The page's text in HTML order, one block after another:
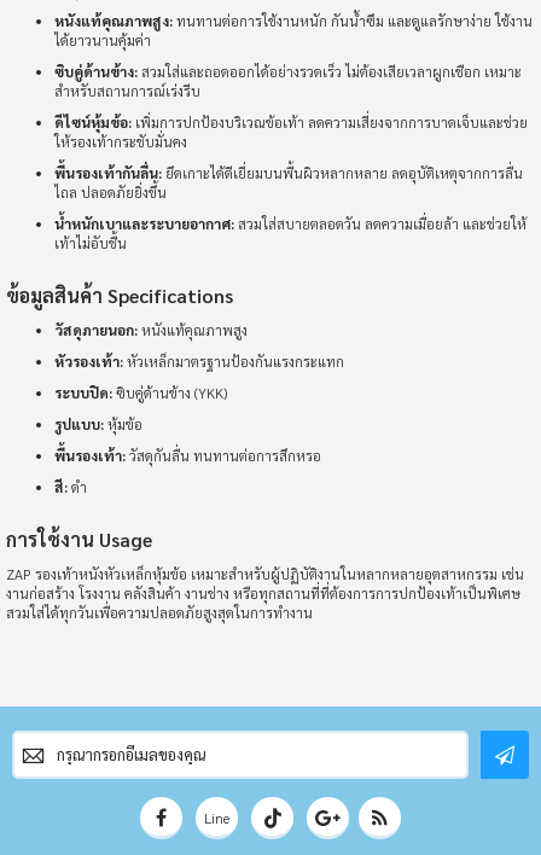
เฟี้ยวเลย
tik2zero
100%
ส่งเร็วมากค่ะ
มีประโยชน์ (0)
cinderellame1
100%
????????????????????
nopphadol1969
100%
คุณภาพ:ใช้ได้ดี
100%
หนังแท้คุณภาพสูง:ทนทานต่อการใช้งานหนัก กันน้ำซึม และดูแลรักษาง่าย ใช้งาน
ได้ยาวนานคุ้มค่า
ซิบคู่ด้านข้าง:สวมใส่และถอดออกได้อย่างรวดเร็ว ไม่ต้องเสียเวลาผูกเชือก เหมาะ
สำหรับสถานการณ์เร่งรีบ
ดีไซน์หุ้มข้อ: เพิ่มการปกป้องบริเวณข้อเท้า ลดความเสี่ยงจากการบาดเจ็บและช่วย
ให้รองเท้ากระชับมั่นคง
พื้นรองเท้ากันลื่น: ยึดเกาะได้ดีเยี่ยมบนพื้นผิวหลากหลาย ลดอุบัติเหตุจากการลื่น
ไถล ปลอดภัยยิ่งขึ้น
น้ำหนักเบาและระบายอากาศ:สวมใส่สบายตลอดวัน ลดความเมื่อยล้า และช่วยให้
เท้าไม่อับชื้น
ข้อมูลสินค้า Specifications
วัสดุภายนอก:หนังแท้คุณภาพสูง
หัวรองเท้า:หัวเหล็กมาตรฐานป้องกันแรงกระแทก
ระบบปิด:ซิบคู่ด้านข้าง (YKK)
รูปแบบ:หุ้มข้อ
พื้นรองเท้า:วัสดุกันลื่น ทนทานต่อการสึกหรอ
สี:ดำ
การใช้งาน Usage
ZAP รองเท้าหนังหัวเหล็กหุ้มข้อ เหมาะสำหรับผู้ปฏิบัติงานในหลากหลายอุตสาหกรรม เช่น
งานก่อสร้าง โรงงาน คลังสินค้า งานช่าง หรือทุกสถานที่ที่ต้องการการปกป้องเท้าเป็นพิเศษ
สวมใส่ได้ทุกวันเพื่อความปลอดภัยสูงสุดในการทำงาน
สมัคร
สมาชิก
จดหมาย
Line